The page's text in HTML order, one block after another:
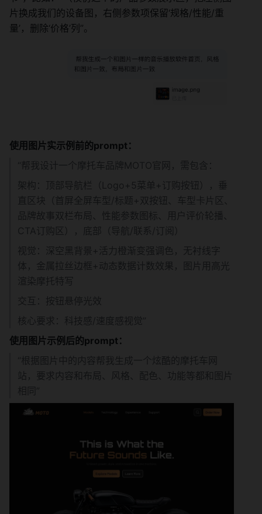
片换成我们的设备图，右侧参数项保留‘规格/性能/重
量’，删除‘价格’列”。
使用图片实示例前的prompt：
“帮我设计一个摩托车品牌MOTO官网，需包含：
架构：顶部导航栏（Logo+5菜单+订购按钮），垂
直区块（首屏全屏车型/标题+双按钮、车型卡片区、
品牌故事双栏布局、性能参数图标、用户评价轮播、
CTA订购区），底部（导航/联系/订阅）
视觉：深空黑背景+活力橙渐变强调色，无衬线字
体，金属拉丝边框+动态数据计数效果，图片用高光
渲染摩托特写
交互：按钮悬停光效
核心要求：科技感/速度感视觉”
使用图片示例后的prompt：
“根据图片中的内容帮我生成一个炫酷的摩托车网
站，要求内容和布局、风格、配色、功能等都和图片
相同”